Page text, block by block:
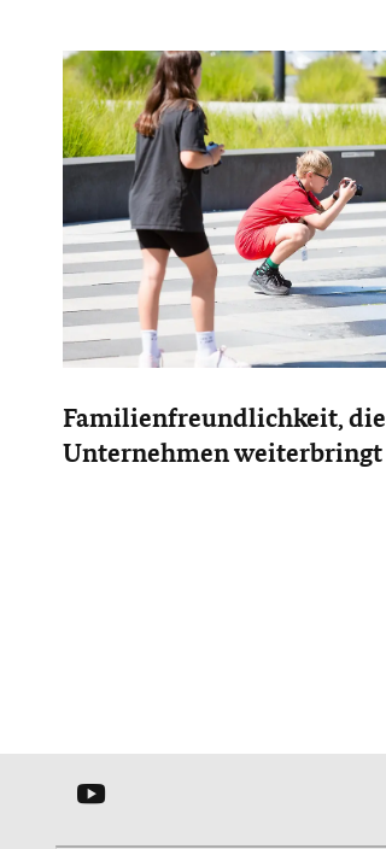
Familienfreundlichkeit, die
Unternehmen weiterbringt
YOUTUBE